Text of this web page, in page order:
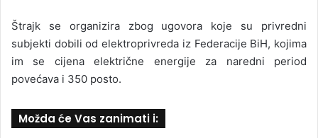
Štrajk se organizira zbog ugovora koje su privredni
subjekti dobili od elektroprivreda iz Federacije BiH, kojima
im se cijena električne energije za naredni period
povećava i 350 posto.
Možda će Vas zanimati i: